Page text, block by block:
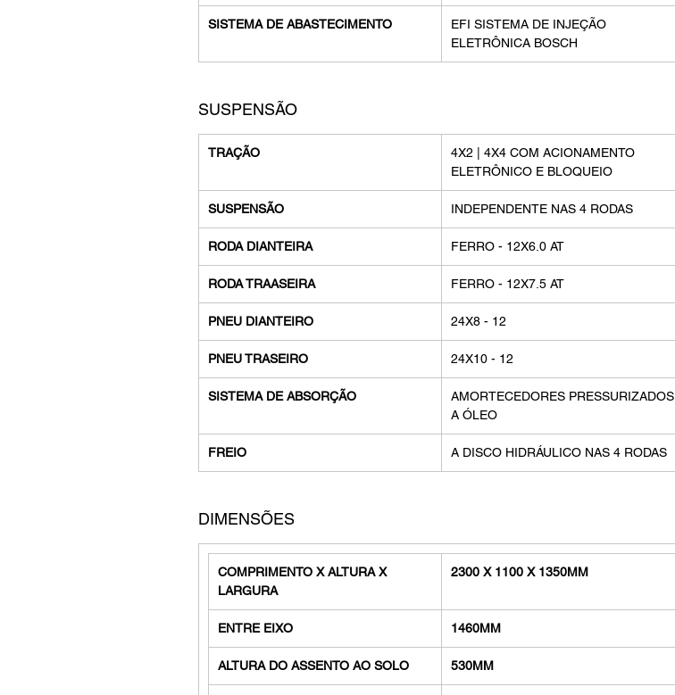
SISTEMA DE ABASTECIMENTO
EFI SISTEMA DE INJEÇÃO
ELETRÔNICA BOSCH
SUSPENSÃO
TRAÇÃO
4X2 | 4X4 COM ACIONAMENTO
ELETRÔNICO E BLOQUEIO
SUSPENSÃO INDEPENDENTE NAS 4 RODAS
RODA DIANTEIRA FERRO - 12X6.0 AT
RODA TRAASEIRA FERRO - 12X7.5 AT
PNEU DIANTEIRO 24X8 - 12
PNEU TRASEIRO 24X10 - 12
SISTEMA DE ABSORÇÃO
AMORTECEDORES PRESSURIZADOS
A ÓLEO
FREIO A DISCO HIDRÁULICO NAS 4 RODAS
DIMENSÕES
COMPRIMENTO X ALTURA X
LARGURA
2300 X 1100 X 1350MM
ENTRE EIXO 1460MM
ALTURA DO ASSENTO AO SOLO 530MM